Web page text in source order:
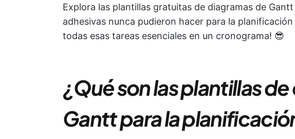
Explora las plantillas gratuitas de diagramas de
adhesivas nunca pudieron hacer para la
todas esas tareas esenciales en un cronograma! 😎
¿Qué son las plantillas
Gantt para la